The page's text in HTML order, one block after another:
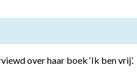
over haar boek ‘Ik ben vrij’.